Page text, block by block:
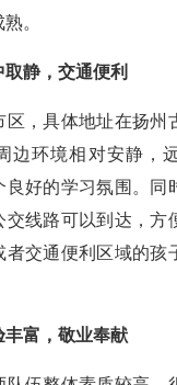
。
静，交通便利
区，具体地址在扬州
边环境相对安静，
良好的学习氛围。同
线路可以到达，方
者交通便利区域的孩
丰富，敬业奉献